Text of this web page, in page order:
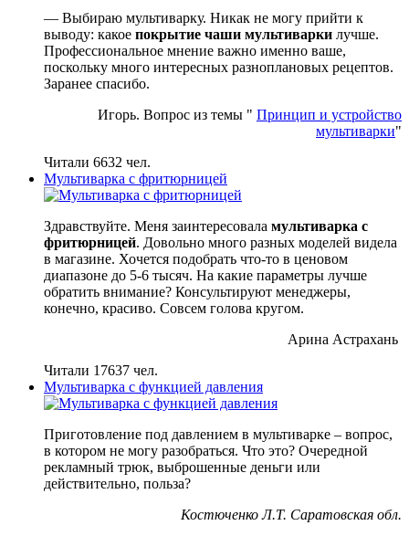
— Выбираю мультиварку. Никак не могу прийти к
выводу: какое покрытие чаши мультиварки лучше.
Профессиональное мнение важно именно ваше,
поскольку много интересных разноплановых рецептов.
Заранее спасибо.
Игорь. Вопрос из темы " Принцип и устройство
мультиварки"
Читали 6632 чел.
Мультиварка с фритюрницей
Здравствуйте. Меня заинтересовала мультиварка с
фритюрницей. Довольно много разных моделей видела
в магазине. Хочется подобрать что-то в ценовом
диапазоне до 5-6 тысяч. На какие параметры лучше
обратить внимание? Консультируют менеджеры,
конечно, красиво. Совсем голова кругом.
Арина Астрахань
Читали 17637 чел.
Мультиварка с функцией давления
Приготовление под давлением в мультиварке – вопрос,
в котором не могу разобраться. Что это? Очередной
рекламный трюк, выброшенные деньги или
действительно, польза?
Костюченко Л.Т. Саратовская обл.